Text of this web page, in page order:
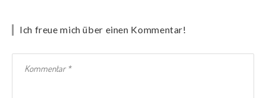
Ich freue mich über einen Kommentar!